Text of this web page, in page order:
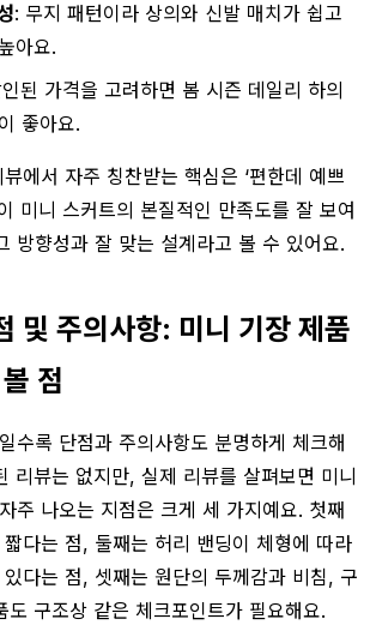
: 무지 패턴이라 상의와 신발 매치가 쉽고
아요.
된 가격을 고려하면 봄 시즌 데일리 하의
좋아요.
에서 자주 칭찬받는 핵심은 ‘편한데 예쁘
미니 스커트의 본질적인 만족도를 잘 보여
방향성과 잘 맞는 설계라고 볼 수 있어요.
및 주의사항: 미니 기장 제품
점
수록 단점과 주의사항도 분명하게 체크해
리뷰는 없지만, 실제 리뷰를 살펴보면 미니
주 나오는 지점은 크게 세 가지예요. 첫째
다는 점, 둘째는 허리 밴딩이 체형에 따라
다는 점, 셋째는 원단의 두께감과 비침, 구
도 구조상 같은 체크포인트가 필요해요.